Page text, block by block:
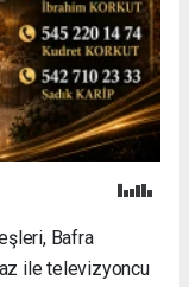
Bafra
ile televizyoncu